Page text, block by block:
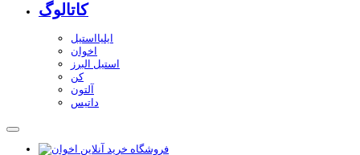
کاتالوگ
ایلیااستیل
اخوان
استیل البرز
کن
آلتون
داتیس